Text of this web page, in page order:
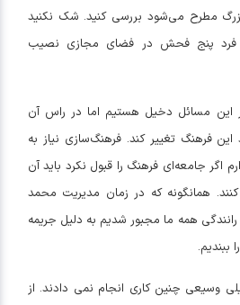
مطرح می‌شود بررسی کنید. شک نکنید
پنج فحش در فضای مجازی نصیب
این مسائل دخیل هستیم اما در راس آن
فرهنگ تغییر کند. فرهنگ‌سازی نیاز به
اگر جامعه‌ای فرهنگ را قبول نکرد باید آن
همانگونه که در زمان مدیریت محمد
همه ما مجبور شدیم به دلیل جریمه
وسیعی چنین کاری انجام نمی دادند. از